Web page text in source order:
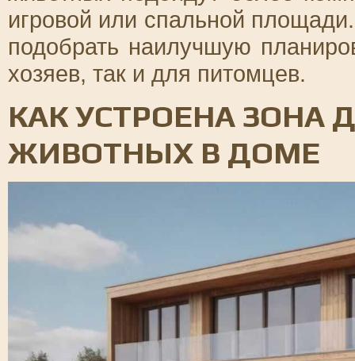
игровой или спальной
подобрать наилучшую
хозяев, так и для питомцев.
КАК УСТРОЕНА
ЖИВОТНЫХ В ДОМЕ